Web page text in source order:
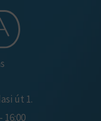
út 1.
16:00